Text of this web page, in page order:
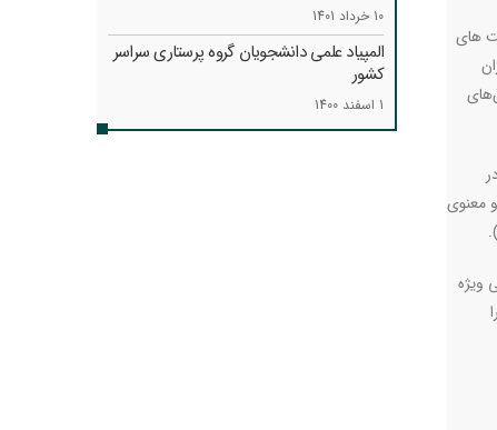
های
معنوی
.
ویژه
10 خرداد 1401
المپیاد علمی دانشجویان گروه پرستاری سراسر
کشور
1 اسفند 1400